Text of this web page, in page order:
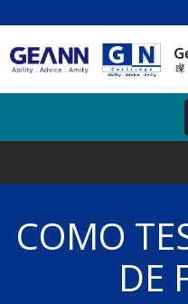
COMO
DE